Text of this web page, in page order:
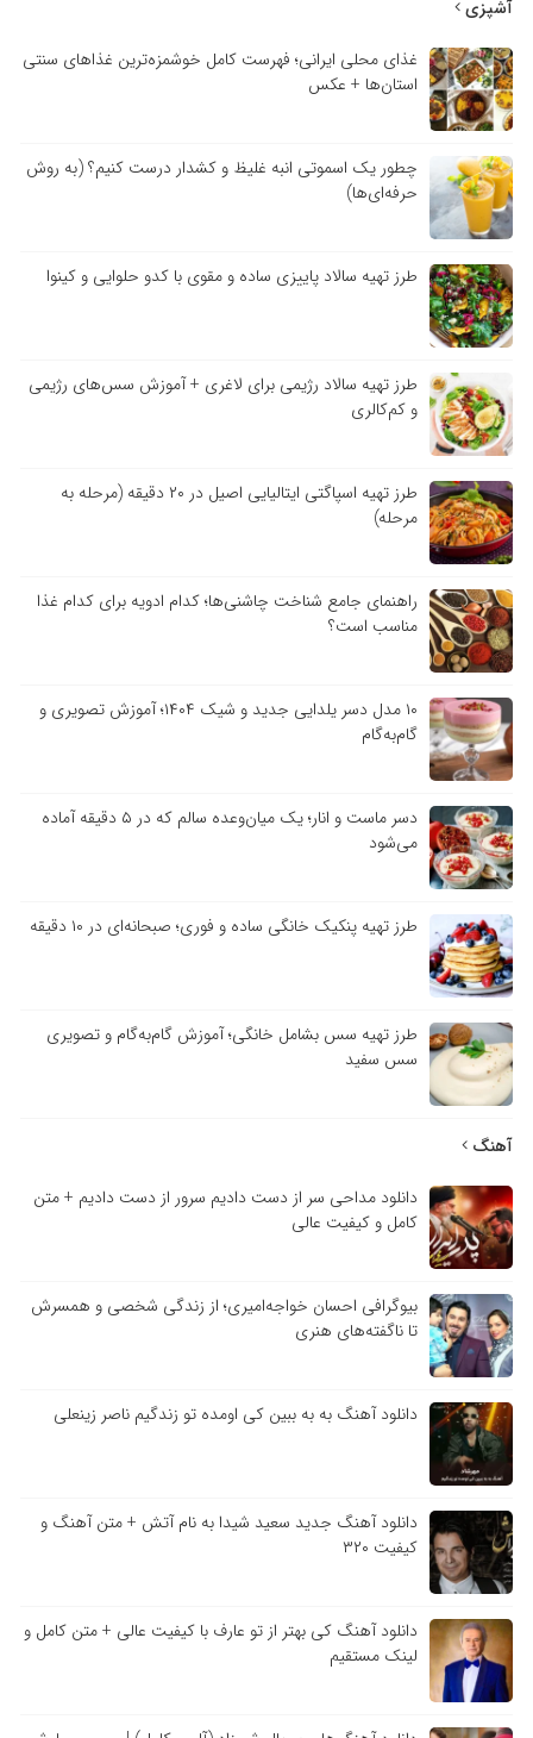
غذای محلی ایرانی؛ فهرست کامل خوشمزه‌ترین غذاهای سنتی
استان‌ها + عکس
چطور یک اسموتی انبه غلیظ و کشدار درست کنیم؟ (به روش
حرفه‌ای‌ها)
طرز تهیه سالاد پاییزی ساده و مقوی با کدو حلوایی و کینوا
طرز تهیه سالاد رژیمی برای لاغری + آموزش سس‌های رژیمی
و کم‌کالری
طرز تهیه اسپاگتی ایتالیایی اصیل در ۲۰ دقیقه (مرحله به
مرحله)
راهنمای جامع شناخت چاشنی‌ها؛ کدام ادویه برای کدام غذا
مناسب است؟
۱۰ مدل دسر یلدایی جدید و شیک ۱۴۰۴؛ آموزش تصویری و
گام‌به‌گام
دسر ماست و انار؛ یک میان‌وعده سالم که در ۵ دقیقه آماده
می‌شود
طرز تهیه پنکیک خانگی ساده و فوری؛ صبحانه‌ای در ۱۰ دقیقه
طرز تهیه سس بشامل خانگی؛ آموزش گام‌به‌گام و تصویری
سس سفید
دانلود مداحی سر از دست دادیم سرور از دست دادیم + متن
کامل و کیفیت عالی
بیوگرافی احسان خواجه‌امیری؛ از زندگی شخصی و همسرش
تا ناگفته‌های هنری
دانلود آهنگ به به ببین کی اومده تو زندگیم ناصر زینعلی
دانلود آهنگ جدید سعید شیدا به نام آتش + متن آهنگ و
کیفیت ۳۲۰
دانلود آهنگ کی بهتر از تو عارف با کیفیت عالی + متن کامل و
لینک مستقیم